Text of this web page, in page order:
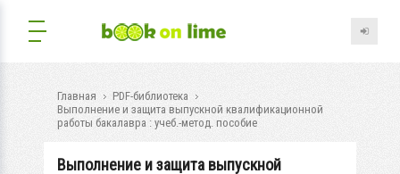
Главная
PDF-библиотека
Выполнение и защита выпускной квалификационной
работы бакалавра : учеб.-метод. пособие
Выполнение и защита выпускной